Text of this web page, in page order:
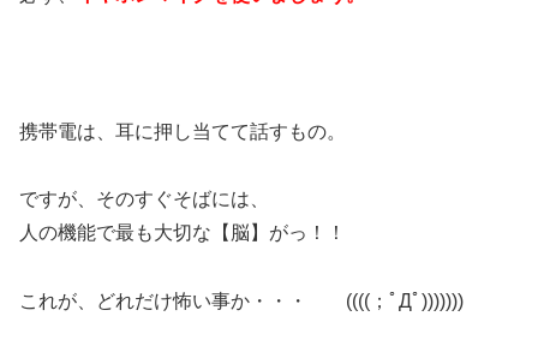
携帯電は、耳に押し当てて話すもの。
ですが、そのすぐそばには、
人の機能で最も大切な【脳】がっ！！
これが、どれだけ怖い事か・・・ ((((；ﾟДﾟ)))))))